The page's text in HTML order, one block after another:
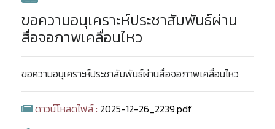
ขอความอนุเคราะห์ประชาสัมพันธ์ผ่าน
สื่อจอภาพเคลื่อนไหว
ขอความอนุเคราะห์ประชาสัมพันธ์ผ่านสื่อจอภาพเคลื่อนไหว
ดาวน์โหลดไฟล์ : 2025-12-26_2239.pdf